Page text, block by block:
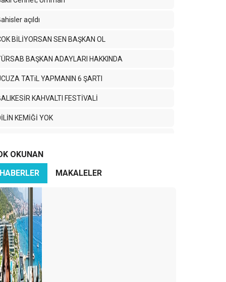
açıldı
BİLİYORSAN SEN BAŞKAN OL
BAŞKAN ADAYLARI HAKKINDA
TATiL YAPMANIN 6 ŞARTI
KAHVALTI FESTİVALİ
KEMİĞİ YOK
ÇAĞIRIYOR
SEVGi EMEK iSTERMiŞ…
GÖZÜM ÜSTÜNE… DİYARBAKIR.
YA BIHTIH..!
ANKARA
BAHTSIZ BEDEVi…
bu TGA eziyeti?
OKUNAN
HABERLER
MAKALELER